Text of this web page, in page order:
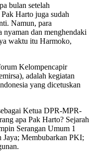
bulan setelah
Harto juga sudah
Namun, para
nyaman dan menghendaki
waktu itu Harmoko,
Kelompencapir
adalah kegiatan
yang dicetuskan
Ketua DPR-MPR-
apa Pak Harto? Sejarah
Serangan Umum 1
Jaya; Membubarkan PKI;